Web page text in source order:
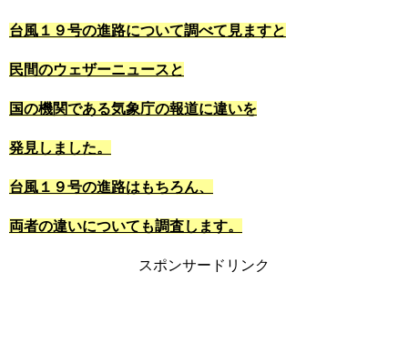
台風１９号の進路について調べて見ますと
民間のウェザーニュースと
国の機関である気象庁の報道に違いを
発見しました。
台風１９号の進路はもちろん、
両者の違いについても調査します。
スポンサードリンク